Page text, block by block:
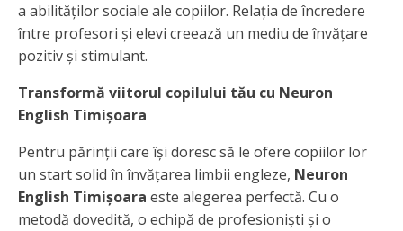
a abilităților sociale ale copiilor. Relația de încredere
între profesori și elevi creează un mediu de învățare
pozitiv și stimulant.
Transformă viitorul copilului tău cu Neuron
English Timișoara
Pentru părinții care își doresc să le ofere copiilor lor
un start solid în învățarea limbii engleze, Neuron
English Timișoara este alegerea perfectă. Cu o
metodă dovedită, o echipă de profesioniști și o